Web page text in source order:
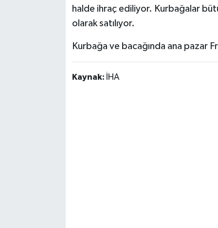
halde ihraç ediliyor. Kurbağalar
olarak satılıyor.
Kurbağa ve bacağında ana pazar
Kaynak: İHA